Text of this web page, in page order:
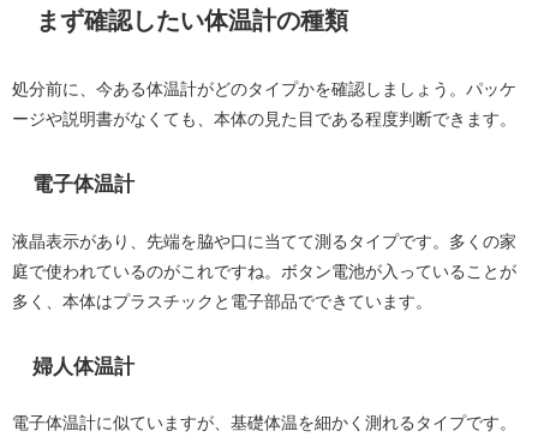
まず確認したい体温計の種類
処分前に、今ある体温計がどのタイプかを確認しましょう。パッケ
ージや説明書がなくても、本体の見た目である程度判断できます。
電子体温計
液晶表示があり、先端を脇や口に当てて測るタイプです。多くの家
庭で使われているのがこれですね。ボタン電池が入っていることが
多く、本体はプラスチックと電子部品でできています。
婦人体温計
電子体温計に似ていますが、基礎体温を細かく測れるタイプです。